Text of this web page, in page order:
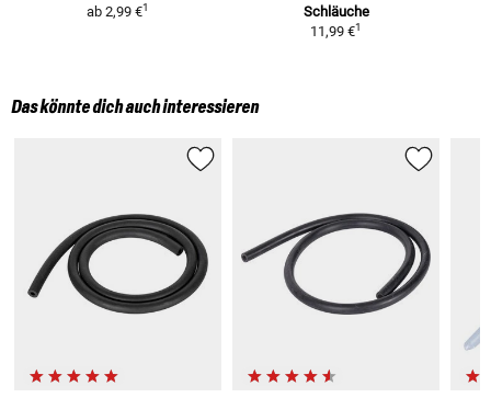
ab 2,99 €1
Schläuche
11,99 €1
Das könnte dich auch interessieren